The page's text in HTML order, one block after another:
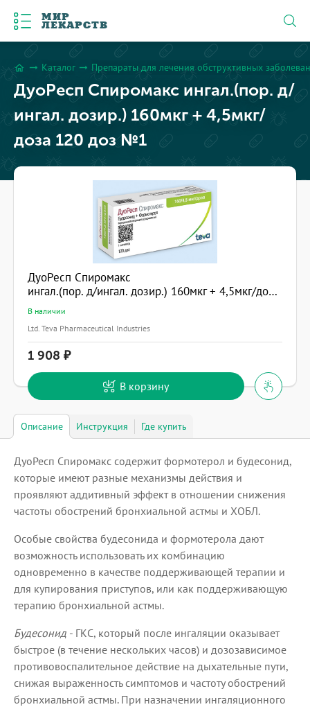
МИР
ЛЕКАРСТВ
home arrow_right_alt Каталог arrow_right_alt Препараты для лечения обструктивных
ДуоРесп Спиромакс ингал.(пор. д/
ингал. дозир.) 160мкг + 4,5мкг/
доза 120 доз №1
ДуоРесп Спиромакс
ингал.(пор. д/ингал. дозир.) 160мкг + 4,5мкг/доза 120 доз №1
В наличии
Ltd. Teva Pharmaceutical Industries
1 908
В корзину
Описание Инструкция Где купить
ДуоРесп Спиромакс содержит формотерол и будесонид,
которые имеют разные механизмы действия и
проявляют аддитивный эффект в отношении снижения
частоты обострений бронхиальной астмы и ХОБЛ.
Особые свойства будесонида и формотерола дают
возможность использовать их комбинацию
одновременно в качестве поддерживающей терапии и
для купирования приступов, или как поддерживающую
терапию бронхиальной астмы.
Будесонид - ГКС, который после ингаляции оказывает
быстрое (в течение нескольких часов) и дозозависимое
противовоспалительное действие на дыхательные пути,
снижая выраженность симптомов и частоту обострений
бронхиальной астмы. При назначении ингаляционного